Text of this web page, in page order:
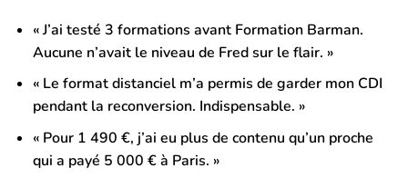
« J’ai testé 3 formations avant Formation Barman.
Aucune n’avait le niveau de Fred sur le flair. »
« Le format distanciel m’a permis de garder mon CDI
pendant la reconversion. Indispensable. »
« Pour 1 490 €, j’ai eu plus de contenu qu’un proche
qui a payé 5 000 € à Paris. »